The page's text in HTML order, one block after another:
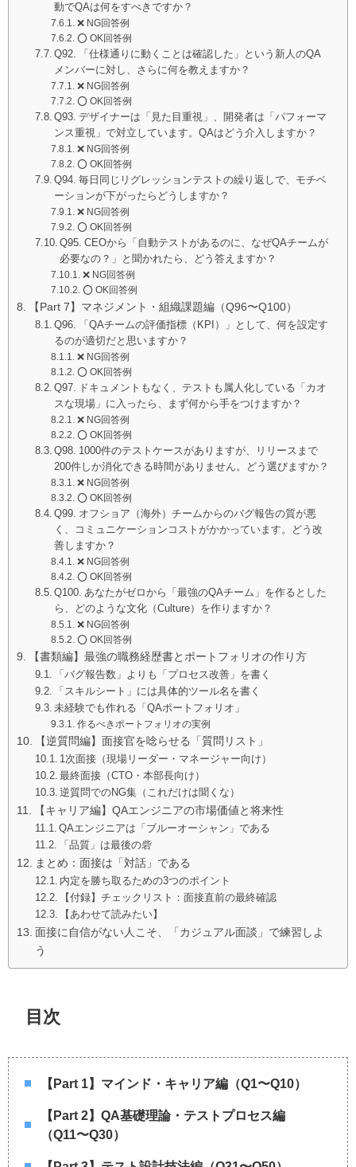
動でQAは何をすべきですか？
❌ NG回答例
⭕️ OK回答例
Q92. 「仕様通りに動くことは確認した」という新人のQA
メンバーに対し、さらに何を教えますか？
❌ NG回答例
⭕️ OK回答例
Q93. デザイナーは「見た目重視」、開発者は「パフォーマ
ンス重視」で対立しています。QAはどう介入しますか？
❌ NG回答例
⭕️ OK回答例
Q94. 毎日同じリグレッションテストの繰り返しで、モチベ
ーションが下がったらどうしますか？
❌ NG回答例
⭕️ OK回答例
Q95. CEOから「自動テストがあるのに、なぜQAチームが
必要なの？」と聞かれたら、どう答えますか？
❌ NG回答例
⭕️ OK回答例
【Part 7】マネジメント・組織課題編（Q96〜Q100）
Q96. 「QAチームの評価指標（KPI）」として、何を設定す
るのが適切だと思いますか？
❌ NG回答例
⭕️ OK回答例
Q97. ドキュメントもなく、テストも属人化している「カオ
スな現場」に入ったら、まず何から手をつけますか？
❌ NG回答例
⭕️ OK回答例
Q98. 1000件のテストケースがありますが、リリースまで
200件しか消化できる時間がありません。どう選びますか？
❌ NG回答例
⭕️ OK回答例
Q99. オフショア（海外）チームからのバグ報告の質が悪
く、コミュニケーションコストがかかっています。どう改
善しますか？
❌ NG回答例
⭕️ OK回答例
Q100. あなたがゼロから「最強のQAチーム」を作るとした
ら、どのような文化（Culture）を作りますか？
❌ NG回答例
⭕️ OK回答例
【書類編】最強の職務経歴書とポートフォリオの作り方
「バグ報告数」よりも「プロセス改善」を書く
「スキルシート」には具体的ツール名を書く
未経験でも作れる「QAポートフォリオ」
作るべきポートフォリオの実例
【逆質問編】面接官を唸らせる「質問リスト」
1次面接（現場リーダー・マネージャー向け）
最終面接（CTO・本部長向け）
逆質問でのNG集（これだけは聞くな）
【キャリア編】QAエンジニアの市場価値と将来性
QAエンジニアは「ブルーオーシャン」である
「品質」は最後の砦
まとめ：面接は「対話」である
内定を勝ち取るための3つのポイント
【付録】チェックリスト：面接直前の最終確認
【あわせて読みたい】
面接に自信がない人こそ、「カジュアル面談」で練習しよ
う
目次
【Part 1】マインド・キャリア編（Q1〜Q10）
【Part 2】QA基礎理論・テストプロセス編
（Q11〜Q30）